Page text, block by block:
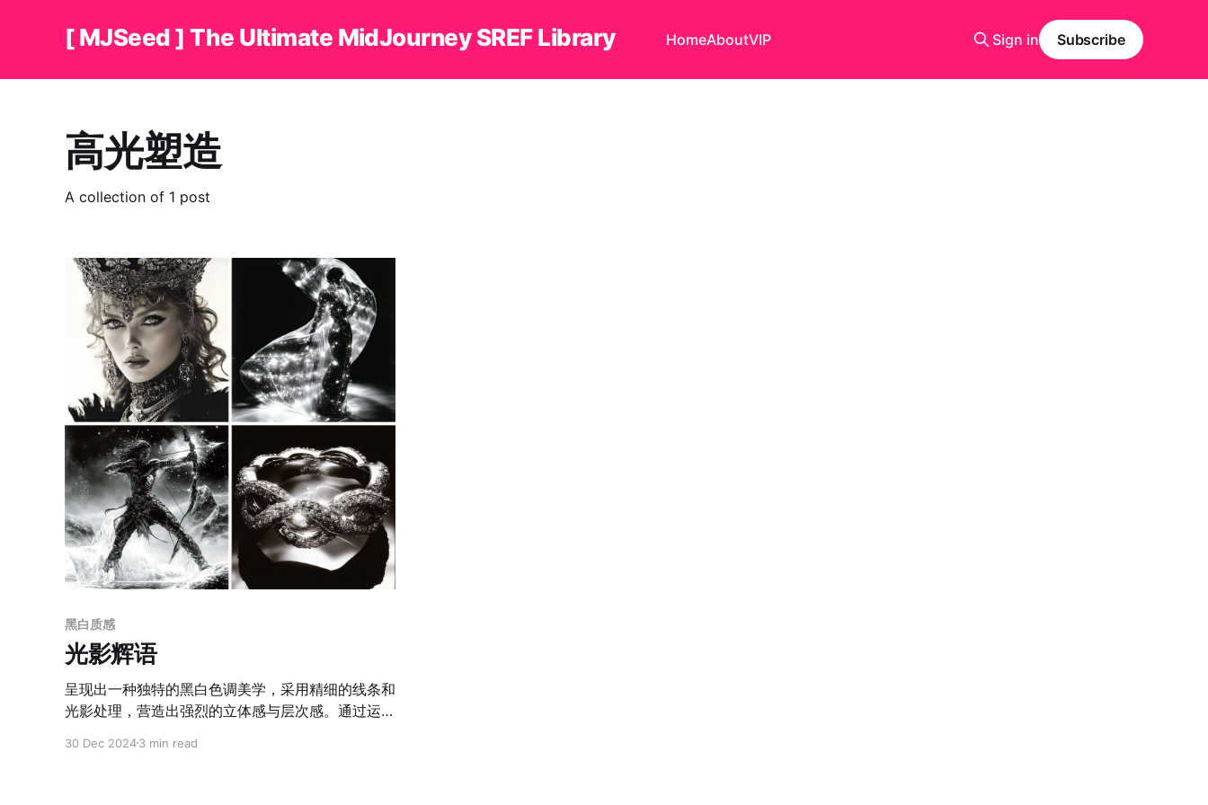
[ MJSeed ] The Ultimate MidJourney SREF Library HomeAboutVIP Sign in Subscribe
高光塑造
A collection of 1 post
黑白质感
光影辉语
呈现出一种独特的黑白色调美学，采用精细的线条和
光影处理，营造出强烈的立体感与层次感。通过运用
来刻画人物面部的轮廓与质感，使细节更加鲜明且生
30 Dec 20243 min read